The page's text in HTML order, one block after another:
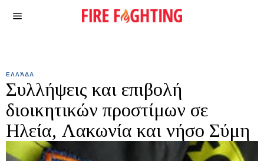
ΕΛΛΆΔΑ
Συλλήψεις και επιβολή
διοικητικών προστίμων σε
Ηλεία, Λακωνία και νήσο Σύμη